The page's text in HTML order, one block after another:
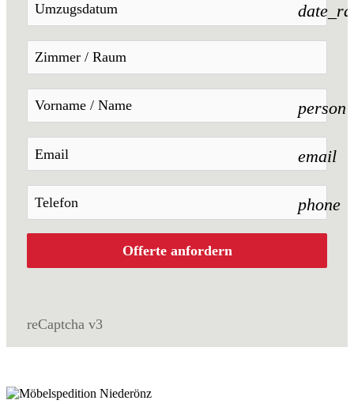
person
email
phone
Offerte anfordern
reCaptcha v3